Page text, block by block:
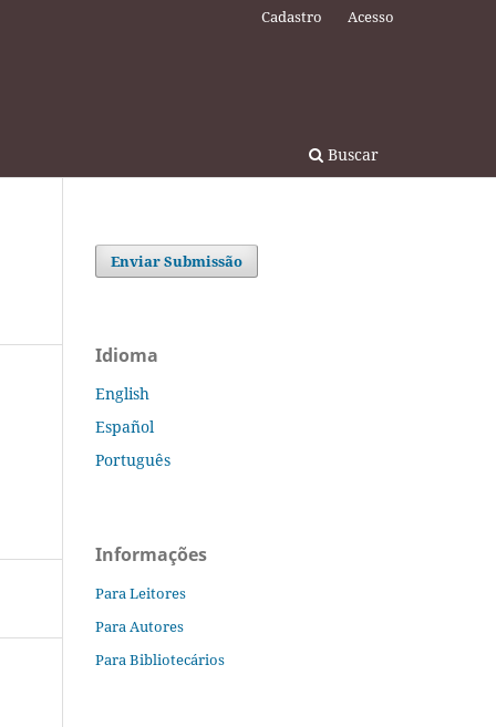
Buscar
Cadastro Acesso
Enviar Submissão
Idioma
English
Español
Português
Informações
Para Leitores
Para Autores
Para Bibliotecários